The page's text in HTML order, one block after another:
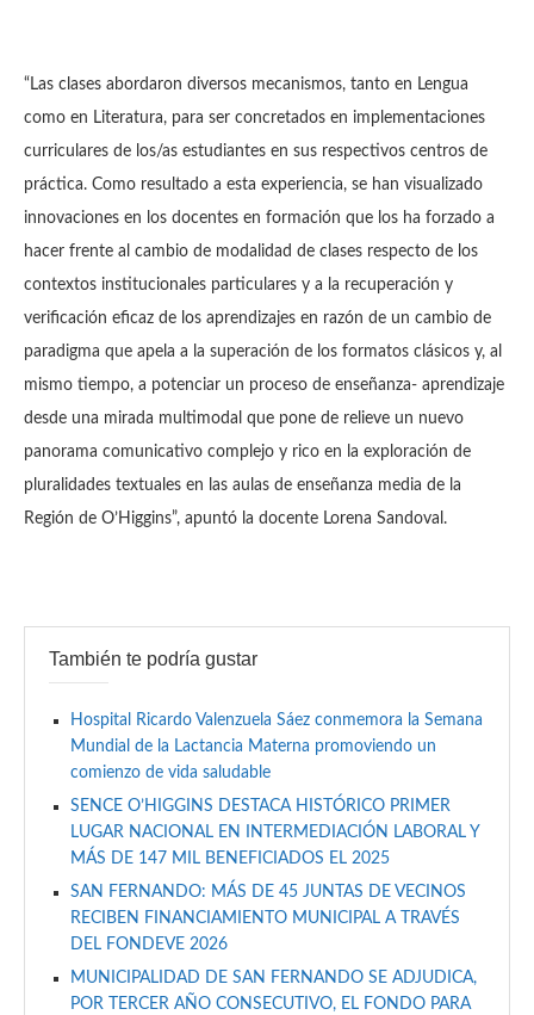
“Las clases abordaron diversos mecanismos, tanto en Lengua
como en Literatura, para ser concretados en implementaciones
curriculares de los/as estudiantes en sus respectivos centros de
práctica. Como resultado a esta experiencia, se han visualizado
innovaciones en los docentes en formación que los ha forzado a
hacer frente al cambio de modalidad de clases respecto de los
contextos institucionales particulares y a la recuperación y
verificación eficaz de los aprendizajes en razón de un cambio de
paradigma que apela a la superación de los formatos clásicos y, al
mismo tiempo, a potenciar un proceso de enseñanza- aprendizaje
desde una mirada multimodal que pone de relieve un nuevo
panorama comunicativo complejo y rico en la exploración de
pluralidades textuales en las aulas de enseñanza media de la
Región de O’Higgins”, apuntó la docente Lorena Sandoval.
También te podría gustar
Hospital Ricardo Valenzuela Sáez conmemora la Semana
Mundial de la Lactancia Materna promoviendo un
comienzo de vida saludable
SENCE O’HIGGINS DESTACA HISTÓRICO PRIMER
LUGAR NACIONAL EN INTERMEDIACIÓN LABORAL Y
MÁS DE 147 MIL BENEFICIADOS EL 2025
SAN FERNANDO: MÁS DE 45 JUNTAS DE VECINOS
RECIBEN FINANCIAMIENTO MUNICIPAL A TRAVÉS
DEL FONDEVE 2026
MUNICIPALIDAD DE SAN FERNANDO SE ADJUDICA,
POR TERCER AÑO CONSECUTIVO, EL FONDO PARA